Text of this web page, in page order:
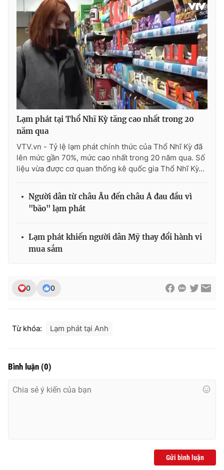
THỜI BÁO VTV
Theo dõi báo trên
Cơ quan chủ quản:
Đài Truyền hình Việt Nam
Giấy phép hoạt động báo in và báo điện tử số 483/GP-BTTTT
cấp ngày 29/12/2023
Phó Tổng Biên tập: Nguyễn Thị Mỹ Hạnh, Phạm Quốc Thắng,
Nguyễn Trọng Ninh
024.38 355 931 - 024.38 355 932
toasoan@vtv.vn
Lạm phát tại Thổ Nhĩ Kỳ tăng cao nhất trong 20
năm qua
VTV.vn - Tỷ lệ lạm phát chính thức của Thổ Nhĩ Kỳ đã
lên mức gần 70%, mức cao nhất trong 20 năm qua. Số
liệu vừa được cơ quan thống kê quốc gia Thổ Nhĩ Kỳ...
Người dân từ châu Âu đến châu Á đau đầu vì
"bão" lạm phát
Lạm phát khiến người dân Mỹ thay đổi hành vi
mua sắm
0 0
Từ khóa: Lạm phát tại Anh
Bình luận (0)
Gửi bình luận